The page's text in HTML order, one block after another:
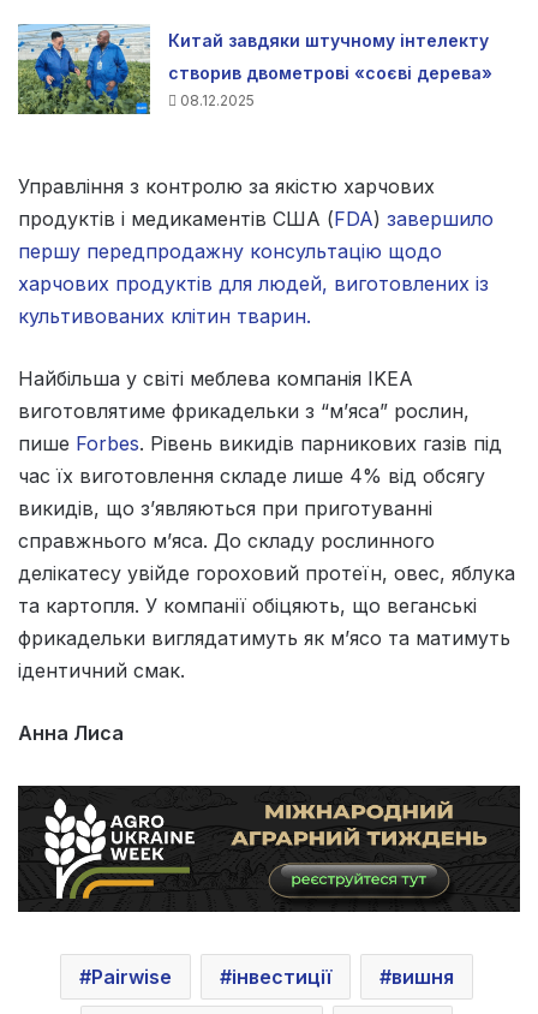
Китай завдяки штучному інтелекту
створив двометрові «соєві дерева»
08.12.2025
Управління з контролю за якістю харчових
продуктів і медикаментів США (FDA) завершило
першу передпродажну консультацію щодо
харчових продуктів для людей, виготовлених із
культивованих клітин тварин.
Найбільша у світі меблева компанія IKEA
виготовлятиме фрикадельки з “м’яса” рослин,
пише Forbes. Рівень викидів парникових газів під
час їх виготовлення складе лише 4% від обсягу
викидів, що з’являються при приготуванні
справжнього м’яса. До складу рослинного
делікатесу увійде гороховий протеїн, овес, яблука
та картопля. У компанії обіцяють, що веганські
фрикадельки виглядатимуть як м’ясо та матимуть
ідентичний смак.
Анна Лиса
Pairwise інвестиції вишня